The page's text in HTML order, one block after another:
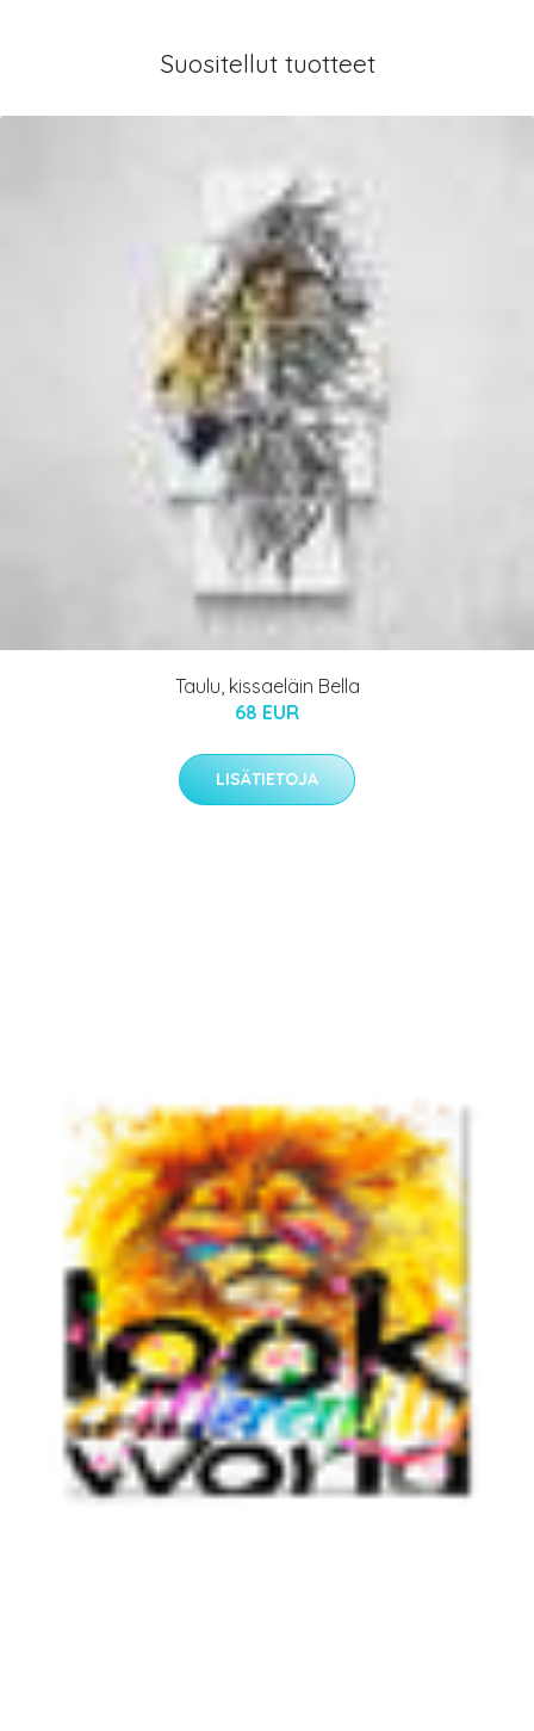
Suositellut tuotteet
Taulu, kissaeläin Bella
68 EUR
LISÄTIETOJA